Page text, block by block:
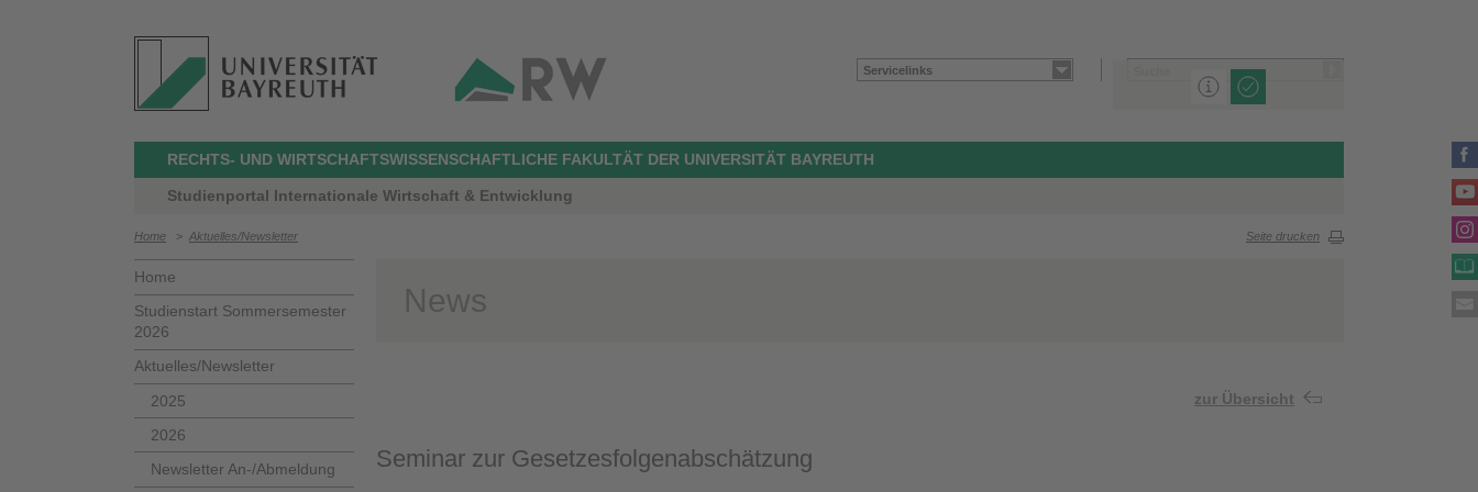
Servicelinks
RECHTS- UND WIRTSCHAFTSWISSENSCHAFTLICHE FAKULTÄT DER UNIVERSITÄT BAYREUTH
Studienportal Internationale Wirtschaft & Entwicklung
Home > Aktuelles/Newsletter Seite drucken
Home
Studienstart Sommersemester
2026
Aktuelles/Newsletter
2025
2026
Newsletter An-/Abmeldung
News
zur Übersicht
Seminar zur Gesetzesfolgenabschätzung